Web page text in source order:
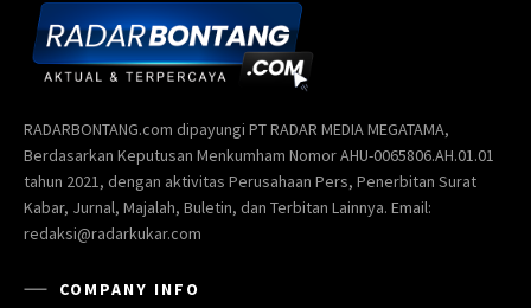
RADARBONTANG.com dipayungi PT RADAR MEDIA MEGATAMA,
Berdasarkan Keputusan Menkumham Nomor AHU-0065806.AH.01.01
tahun 2021, dengan aktivitas Perusahaan Pers, Penerbitan Surat
Kabar, Jurnal, Majalah, Buletin, dan Terbitan Lainnya. Email:
redaksi@radarkukar.com
COMPANY INFO